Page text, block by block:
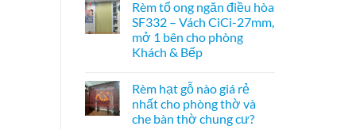
Bách
Xanh
hình
Hoa
Sen
phối
sang
trọng,
chuẩn
phong
–
Giải
pháp
trang
trí
Á
đáo,
mộc
mạc
và
bình
luận
ở
Vách
tổ
ong
phòng
bếp
và
hành
Rèm tổ ong ngăn điều hòa
SF332 – Vách CiCi-27mm,
mở 1 bên cho phòng
Khách & Bếp
bình
luận
ở
Rèm
Rèm hạt gỗ nào giá rẻ
nhất cho phòng thờ và
che bàn thờ chung cư?